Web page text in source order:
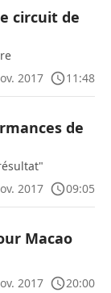
circuit de
2017
11:48
de
2017
09:05
Macao
2017
20:00